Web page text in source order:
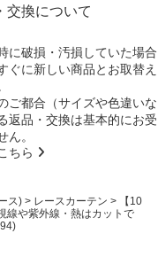
交換について
に破損・汚損していた場合
ぐに新しい商品とお取替え
ご都合（サイズや色違いな
返品・交換は基本的にお受
ん。
ちら
ス)> レースカーテン >
【10
線や紫外線・熱はカットで